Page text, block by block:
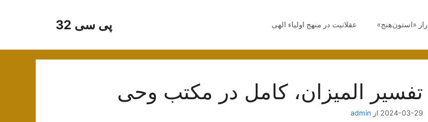
پی سی 32 راز «استون‌هنج» عقلانیت در منهج اولیاء الهی
تفسیر المیزان، کامل در مکتب وحی
2024-03-29 از admin